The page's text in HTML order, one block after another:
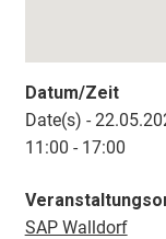
Datum/Zeit
Date(s) -
11:00 - 17:00
SAP Walldorf